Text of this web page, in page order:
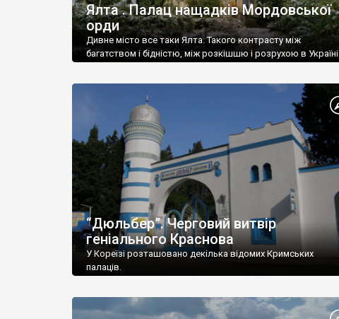
Ялта . Палац нащадків Мордовської
орди
Дивне місто все таки Ялта. Такого контрасту між
багатством і бідністю, між розкішшю і розрухою в Україні
“Дюльбер”. Черговий витвір
геніального Краснова
У Кореїзі розташовано декілька відомих Кримських
палаців.